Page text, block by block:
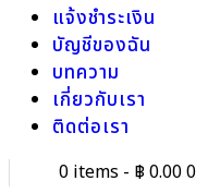
แจ้งชำระเงิน
บัญชีของฉัน
บทความ
เกี่ยวกับเรา
ติดต่อเรา
0 items - ฿ 0.000